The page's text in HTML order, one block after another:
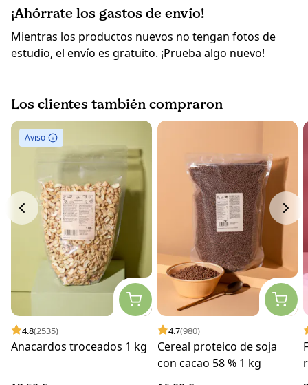
¡Ahórrate los gastos de envío!
Mientras los productos nuevos no tengan fotos de
estudio, el envío es gratuito. ¡Prueba algo nuevo!
Los clientes también compraron
Aviso
4.8(2535)
Anacardos troceados 1 kg
4.7(980)
Cereal proteico de soja
con cacao 58 % 1 kg